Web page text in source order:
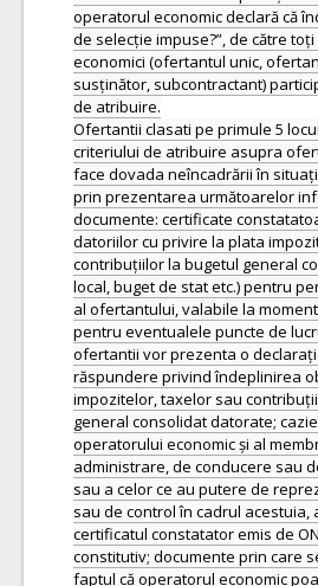
operatorul economic declară că
de selecție impuse?”, de către
economici (ofertantul unic,
susținător, subcontractant)
de atribuire.
Ofertantii clasati pe primule 5
criteriului de atribuire asupra
face dovada neîncadrării în
prin prezentarea următoarelor
documente: certificate
datoriilor cu privire la plata
contribuțiilor la bugetul general
local, buget de stat etc.) pentru
al ofertantului, valabile la
pentru eventualele puncte de
ofertantii vor prezenta o
răspundere privind îndeplinirea
impozitelor, taxelor sau
general consolidat datorate;
operatorului economic și al
administrare, de conducere sau
sau a celor ce au putere de
sau de control în cadrul acestuia,
certificatul constatator emis de
constitutiv; documente prin care
faptul că operatorul economic